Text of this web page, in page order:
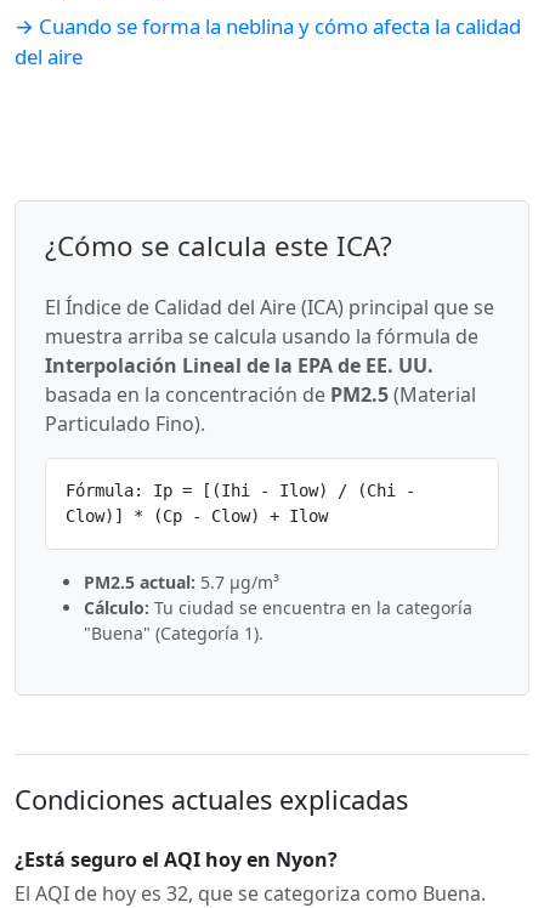
→ Cuando se forma la neblina y cómo afecta la calidad
del aire
¿Cómo se calcula este ICA?
El Índice de Calidad del Aire (ICA) principal que se
muestra arriba se calcula usando la fórmula de
Interpolación Lineal de la EPA de EE. UU.
basada en la concentración de PM2.5(Material
Particulado Fino).
Fórmula: Ip = [(Ihi - Ilow) / (Chi -
Clow)] * (Cp - Clow) + Ilow
PM2.5 actual: 5.7 µg/m³
Cálculo: Tu ciudad se encuentra en la categoría
"Buena" (Categoría 1).
Condiciones actuales explicadas
¿Está seguro el AQI hoy en Nyon?
El AQI de hoy es 32, que se categoriza como Buena.